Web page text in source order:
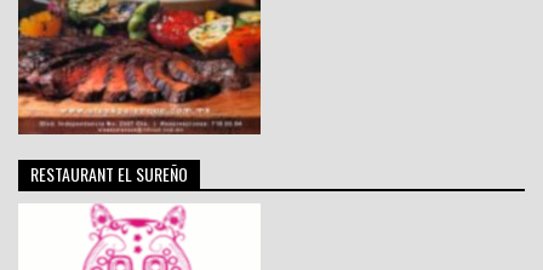
RESTAURANT EL SUREÑO